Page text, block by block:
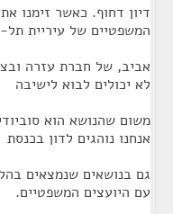
דיון דחוף. כאשר זימנו
המשפטיים של עיריית תל-
אביב, של חברת עזרה
לא יכולים לבוא לישיבה
משום שהנושא הוא
אנחנו נוהגים לדון בכנסת
גם בנושאים שנמצאים
עם היועצים המשפטיים.